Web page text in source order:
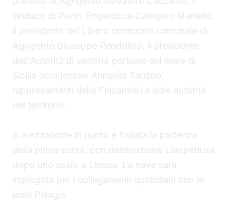
sindaco di Porto Empedocle Calogero Martello,
il presidente del Libero consorzio comunale di
Agrigento Giuseppe Pendolino, il presidente
dell'Autorità di sistema portuale del mare di
Sicilia occidentale Annalisa Tardino,
rappresentanti della Fincantieri e altre autorità
del territorio.
A mezzanotte in punto è fissata la partenza
della prima corsa, con destinazione Lampedusa,
dopo uno scalo a Linosa. La nave sarà
impiegata per i collegamenti quotidiani con le
isole Pelagie.